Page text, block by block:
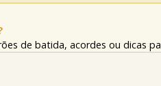
de batida, acordes ou dicas